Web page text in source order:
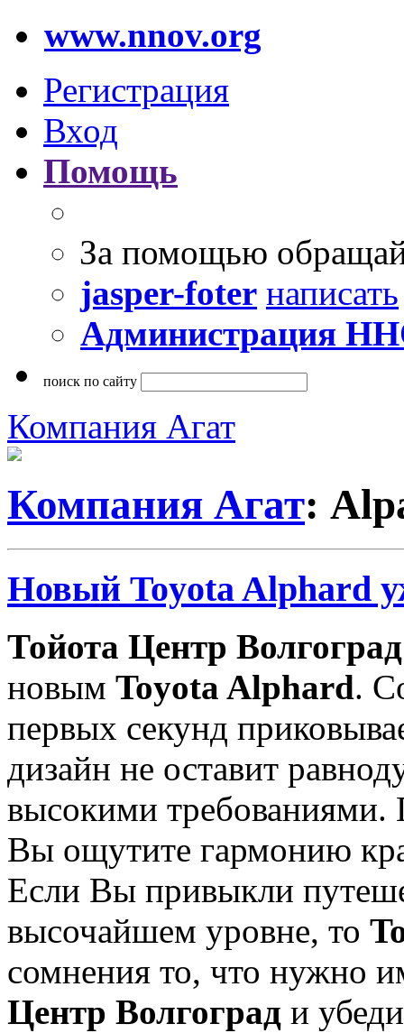
www.nnov.org
Регистрация
Вход
Помощь
За помощью
jasper-foter написать
Администрация
поиск по сайту
Компания Агат
Компания Агат:
Новый Toyota Alphard
Тойота Центр Волгоград
новым Toyota Alphard.
первых секунд
дизайн не оставит
высокими требованиями.
Вы ощутите гармонию
Если Вы привыкли
высочайшем уровне, то
сомнения то, что нужно
Центр Волгоград и